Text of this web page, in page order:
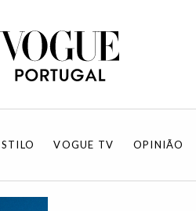
VOGUE TV OPINIÃO